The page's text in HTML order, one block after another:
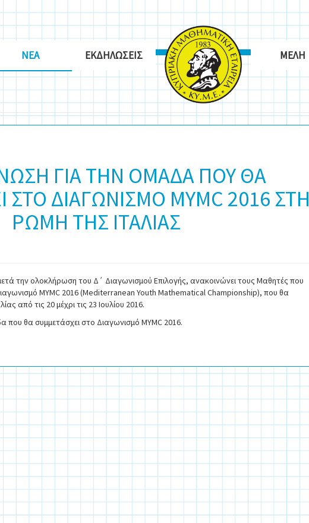
ΝΈΑ ΕΚΔΗΛΏΣΕΙΣ ΜΈΛΗ
ΓΙΑ ΤΗΝ ΟΜΑΔΑ ΠΟΥ ΘΑ
ΣΤΟ ΔΙΑΓΩΝΙΣΜΟ MYMC 2016 ΣΤΗ
ΡΩΜΗ ΤΗΣ ΙΤΑΛΙΑΣ
την ολοκλήρωση του Δ΄ Διαγωνισμού Επιλογής, ανακοινώνει τους Μαθητές που
MYMC 2016 (Mediterranean Youth Mathematical Championship), που θα
από τις 20 μέχρι τις 23 Ιουλίου 2016.
που θα συμμετάσχει στο Διαγωνισμό MYMC 2016.